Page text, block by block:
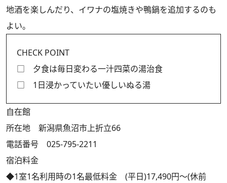
地酒を楽しんだり、イワナの塩焼きや鴨鍋を追加するのも
よい。
CHECK POINT
□ 夕食は毎日変わる一汁四菜の湯治食
□ 1日浸かっていたい優しいぬる湯
自在館
所在地 新潟県魚沼市上折立66
電話番号 025-795-2211
宿泊料金
◆1室1名利用時の1名最低料金 (平日)17,490円～(休前